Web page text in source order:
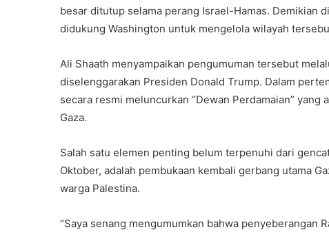
besar ditutup selama perang Israel-Hamas. Demikian
didukung Washington untuk mengelola wilayah
Ali Shaath menyampaikan pengumuman tersebut
diselenggarakan Presiden Donald Trump. Dalam
secara resmi meluncurkan “Dewan Perdamaian”
Gaza.
Salah satu elemen penting belum terpenuhi dari
Oktober, adalah pembukaan kembali gerbang utama
warga Palestina.
“Saya senang mengumumkan bahwa penyeberangan